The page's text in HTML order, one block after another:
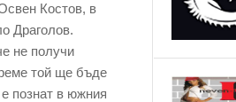
Костов, в
Драголов.
не получи
той ще бъде
познат в южния